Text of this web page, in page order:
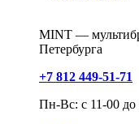
MINT —
Петербурга
+7 812 449-51-71
Пн-Вс: с 11-00 до